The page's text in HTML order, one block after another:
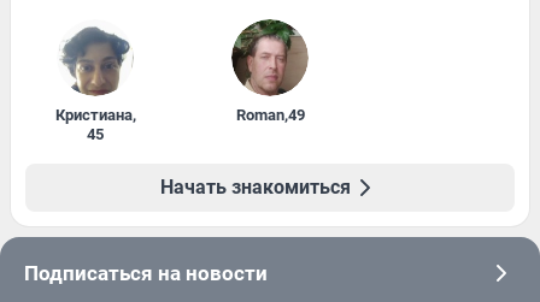
Кристиана,
45
Roman,49
Начать знакомиться
Подписаться на новости